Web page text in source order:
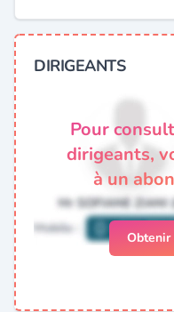
DIRIGEANTS
Pour
dirigeants,
à un
Obtenir